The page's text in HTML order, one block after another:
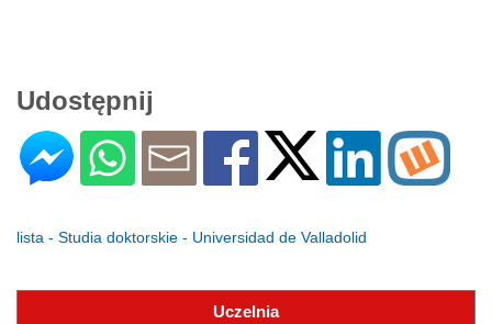
Udostępnij
lista - Studia doktorskie - Universidad de Valladolid
Uczelnia